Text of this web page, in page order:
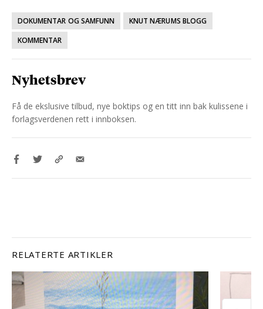
DOKUMENTAR OG SAMFUNN
KNUT NÆRUMS BLOGG
KOMMENTAR
Nyhetsbrev
Få de ekslusive tilbud, nye boktips og en titt inn bak kulissene i
forlagsverdenen rett i innboksen.
RELATERTE ARTIKLER